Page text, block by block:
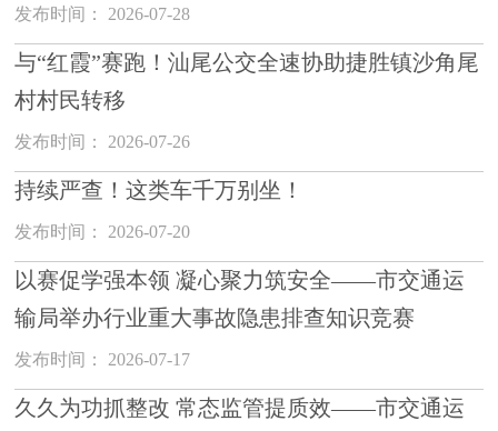
发布时间： 2026-07-28
与“红霞”赛跑！汕尾公交全速协助捷胜镇沙角尾
村村民转移
发布时间： 2026-07-26
持续严查！这类车千万别坐！
发布时间： 2026-07-20
以赛促学强本领 凝心聚力筑安全——市交通运
输局举办行业重大事故隐患排查知识竞赛
发布时间： 2026-07-17
久久为功抓整改 常态监管提质效——市交通运